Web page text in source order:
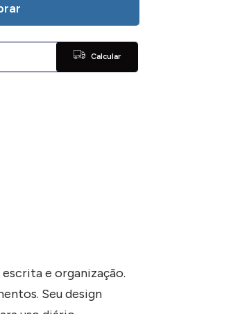
Calcular
e organização.
Seu design